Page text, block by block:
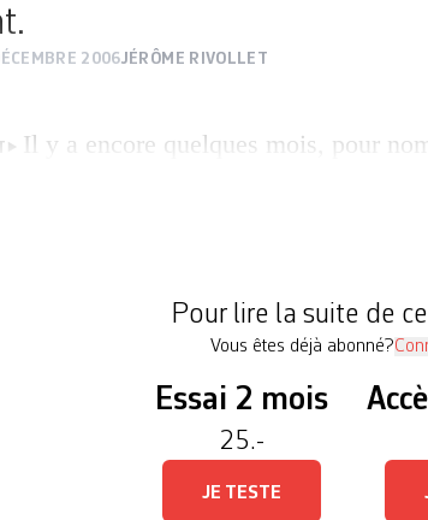
2006JÉRÔME RIVOLLET
Il y a encore quelques mois, pour
Pour lire la suite de
Vous êtes déjà abonné?
Essai 2 mois
25.-
JE TESTE